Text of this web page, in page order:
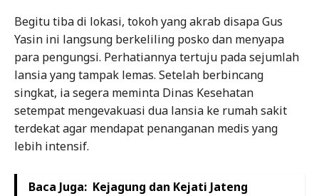
Begitu tiba di lokasi, tokoh yang akrab disapa Gus
Yasin ini langsung berkeliling posko dan menyapa
para pengungsi. Perhatiannya tertuju pada sejumlah
lansia yang tampak lemas. Setelah berbincang
singkat, ia segera meminta Dinas Kesehatan
setempat mengevakuasi dua lansia ke rumah sakit
terdekat agar mendapat penanganan medis yang
lebih intensif.
Baca Juga: Kejagung dan Kejati Jateng